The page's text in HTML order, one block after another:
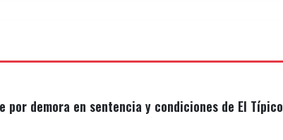
demora en sentencia y condiciones de El Típico